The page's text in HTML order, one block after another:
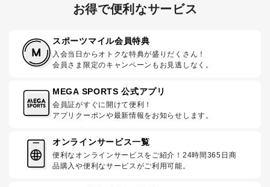
お得で便利なサービス
スポーツマイル会員特典
入会当日からオトクな特典が盛りだくさん！
会員さま限定のキャンペーンもお見逃しなく。
MEGA SPORTS 公式アプリ
会員証がすぐに開けて便利！
アプリクーポンや最新情報をお知らせします。
オンラインサービス一覧
便利なオンラインサービスをご紹介！24時間365日商
品購入や便利なサービスがご利用可能。